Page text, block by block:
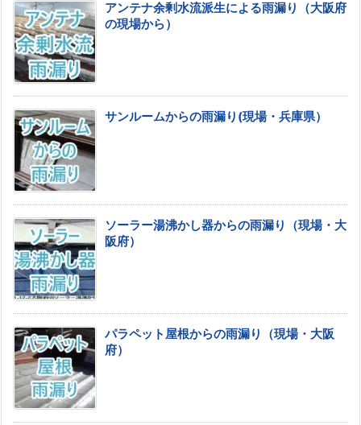
アンテナ余剰水流派生による雨漏り（大阪府
の現場から）
サンルームからの雨漏り(現場・兵庫県）
ソーラー湯沸かし器からの雨漏り（現場・大
阪府）
パラペット屋根からの雨漏り（現場・大阪
府）